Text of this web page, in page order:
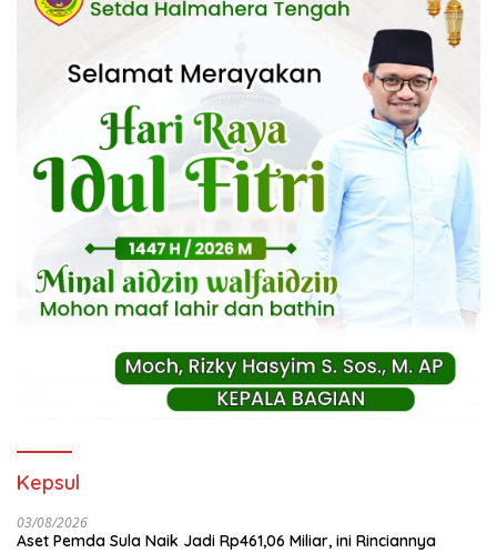
Kepsul
03/08/2026
Aset Pemda Sula Naik Jadi Rp461,06 Miliar, ini Rinciannya